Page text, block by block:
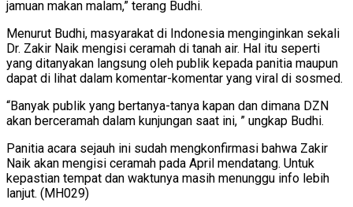
jamuan makan malam,” terang Budhi.
Menurut Budhi, masyarakat di Indonesia menginginkan sekali
Dr. Zakir Naik mengisi ceramah di tanah air. Hal itu seperti
yang ditanyakan langsung oleh publik kepada panitia maupun
dapat di lihat dalam komentar-komentar yang viral di sosmed.
“Banyak publik yang bertanya-tanya kapan dan dimana DZN
akan berceramah dalam kunjungan saat ini, ” ungkap Budhi.
Panitia acara sejauh ini sudah mengkonfirmasi bahwa Zakir
Naik akan mengisi ceramah pada April mendatang. Untuk
kepastian tempat dan waktunya masih menunggu info lebih
lanjut. (MH029)